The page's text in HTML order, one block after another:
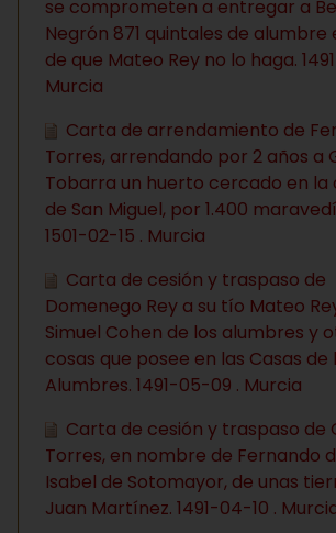
se comprometen a entregar a
Negrón 871 quintales de alumbre
de que Mateo Rey no lo haga.
Murcia
Carta de arrendamiento de
Torres, arrendando por 2 años a
Tobarra un huerto cercado en la
de San Miguel, por 1.400
1501-02-15 . Murcia
Carta de cesión y traspaso de
Domenego Rey a su tío Mateo
Simuel Cohen de los alumbres y
cosas que posee en las Casas de
Alumbres. 1491-05-09 . Murcia
Carta de cesión y traspaso de
Torres, en nombre de Fernando
Isabel de Sotomayor, de unas
Juan Martínez. 1491-04-10 .